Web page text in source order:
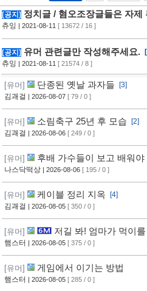
[공지] 정치글 / 혐오조장글들은 자제
츄잉 | 2021-08-11 [ 13672 / 16 ]
[공지] 유머 관련글만 작성해주세요.
츄잉 | 2021-08-11 [ 21574 / 8 ]
[유머] 단종된 옛날 과자들
[3]
김괘걸 | 2026-08-07 [ 79 / 0 ]
[유머] 소림축구 25년 후 모습
[2]
김괘걸 | 2026-08-06 [ 249 / 0 ]
[유머] 후배 가수들이 보고 배워
나스닥떡상 | 2026-08-06 [ 195 / 0 ]
[유머] 케이블 정리 지옥
[4]
김괘걸 | 2026-08-05 [ 350 / 0 ]
[유머] 저길 봐! 엄마가 먹이
햄스터 | 2026-08-05 [ 375 / 0 ]
[유머] 게임에서 이기는 방법
햄스터 | 2026-08-05 [ 285 / 0 ]